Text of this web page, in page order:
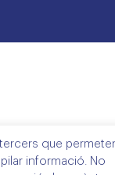
que
informació. No